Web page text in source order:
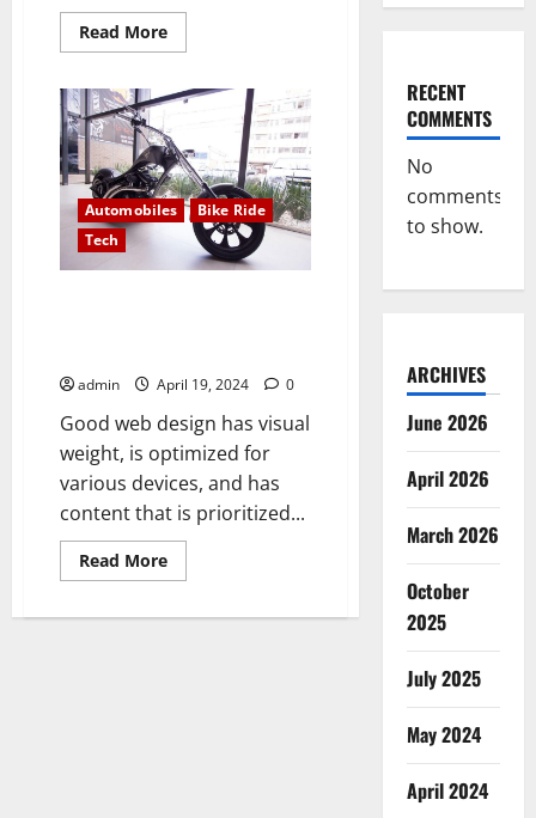
Read MoreRead
more
of
cars
were
once
just
a
dream
somebody’s
head
Automobiles
Bike Ride
Tech
admin April 19, 2024 0
Good web design has visual
weight, is optimized for
various devices, and has
content that is prioritized...
Read MoreRead
more
surpasses
RECENT
COMMENTS
No
comments
to show.
ARCHIVES
June 2026
April 2026
March 2026
October
2025
July 2025
May 2024
April 2024